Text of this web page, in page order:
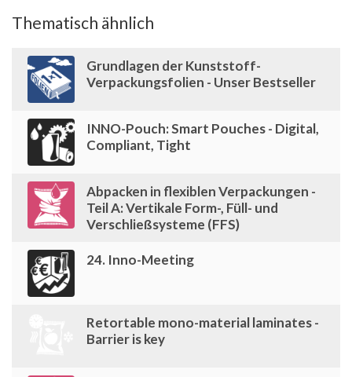
Thematisch ähnlich
Grundlagen der Kunststoff-
Verpackungsfolien - Unser Bestseller
INNO-Pouch: Smart Pouches - Digital,
Compliant, Tight
Abpacken in flexiblen Verpackungen -
Teil A: Vertikale Form-, Füll- und
Verschließsysteme (FFS)
24. Inno-Meeting
Retortable mono-material laminates -
Barrier is key